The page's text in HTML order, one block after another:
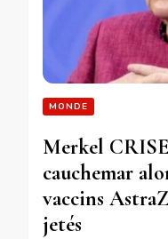
MONDE
Merkel
cauchemar
vaccins
jetés